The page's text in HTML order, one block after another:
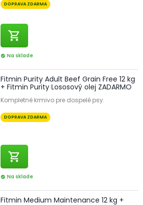
DOPRAVA ZDARMA
shopping_cart
check_circle Na sklade
Fitmin Purity Adult Beef Grain Free 12 kg
+ Fitmin Purity Lososový olej ZADARMO
Kompletné krmivo pre dospelé psy.
DOPRAVA ZDARMA
shopping_cart
check_circle Na sklade
Fitmin Medium Maintenance 12 kg +